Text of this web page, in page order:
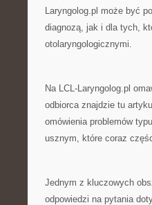
Laryngolog.pl może być
diagnozą, jak i dla tych,
otolaryngologicznymi.
Na LCL-Laryngolog.pl
odbiorca znajdzie tu
omówienia problemów
usznym, które coraz
Jednym z kluczowych
odpowiedzi na pytania